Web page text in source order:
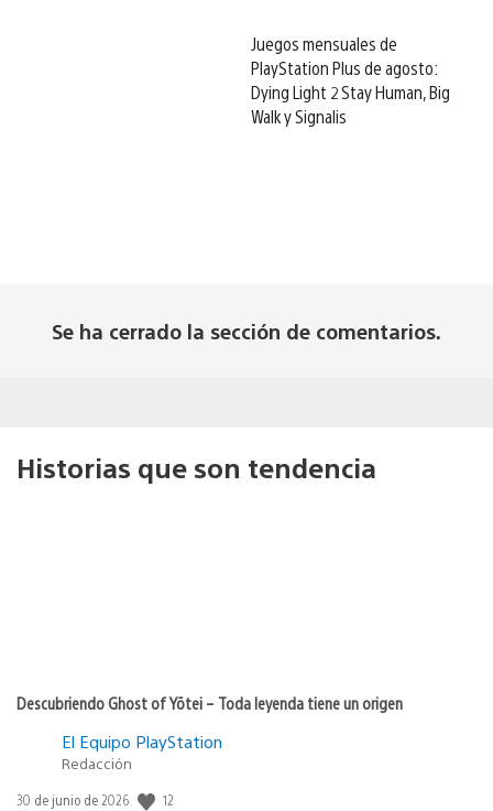
Juegos mensuales de
PlayStation Plus de agosto:
Dying Light 2 Stay Human, Big
Walk y Signalis
Se ha cerrado la sección de comentarios.
Historias que son tendencia
Descubriendo Ghost of Yōtei – Toda leyenda tiene un origen
El Equipo PlayStation
Redacción
Fecha
30 de junio de 2026 12